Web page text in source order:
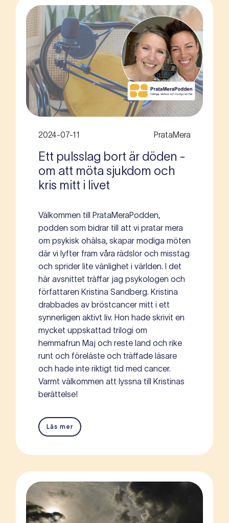
2024-07-11 PrataMera
Ett pulsslag bort är döden -
om att möta sjukdom och
kris mitt i livet
Välkommen till PrataMeraPodden,
podden som bidrar till att vi pratar mera
om psykisk ohälsa, skapar modiga möten
där vi lyfter fram våra rädslor och misstag
och sprider lite vänlighet i världen. I det
här avsnittet träffar jag psykologen och
författaren Kristina Sandberg. Kristina
drabbades av bröstcancer mitt i ett
synnerligen aktivt liv. Hon hade skrivit en
mycket uppskattad trilogi om
hemmafrun Maj och reste land och rike
runt och föreläste och träffade läsare
och hade inte riktigt tid med cancer.
Varmt välkommen att lyssna till Kristinas
berättelse!
Läs mer